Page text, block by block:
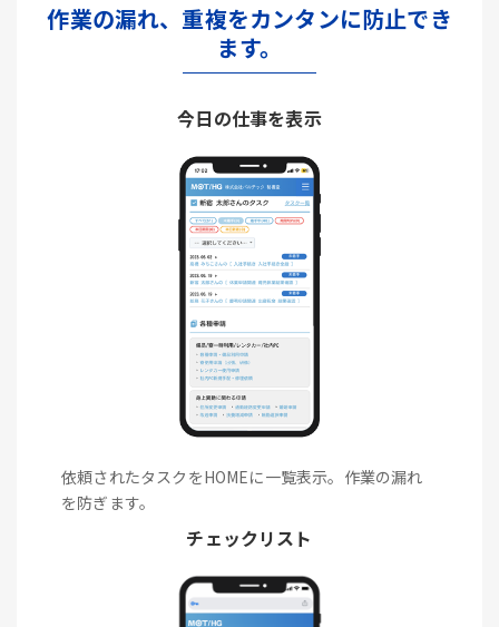
作業の漏れ、重複をカンタンに防止でき
ます。
今日の仕事を表示
依頼されたタスクをHOMEに一覧表示。作業の漏れ
を防ぎます。
チェックリスト